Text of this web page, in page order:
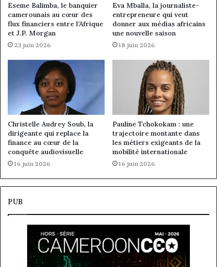
Eseme Balimba, le banquier
camerounais au cœur des
flux financiers entre l’Afrique
et J.P. Morgan
23 juin 2026
Eva Mballa, la journaliste-
entrepreneure qui veut
donner aux médias africains
une nouvelle saison
18 juin 2026
Christelle Audrey Soub, la
dirigeante qui replace la
finance au cœur de la
conquête audiovisuelle
16 juin 2026
Pauline Tchokokam : une
trajectoire montante dans
les métiers exigeants de la
mobilité internationale
16 juin 2026
PUB